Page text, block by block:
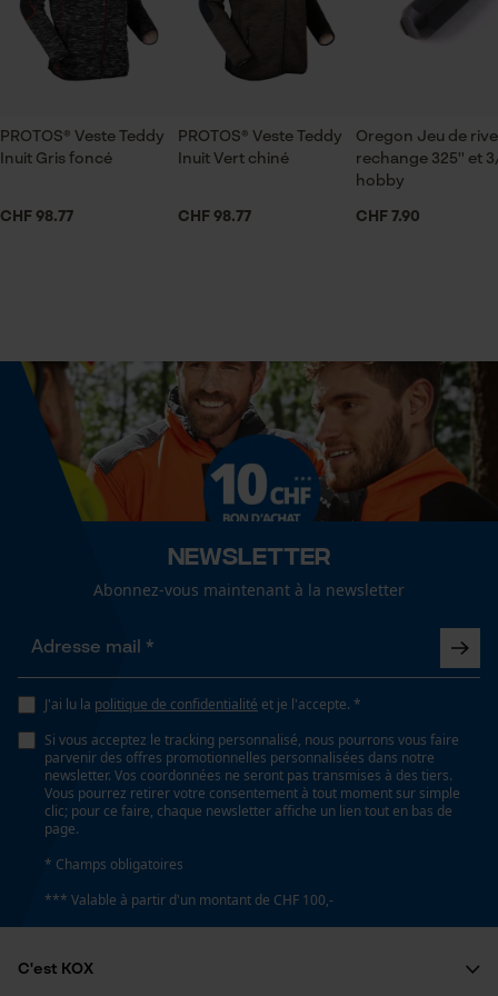
Applications
Impression du logo
col montant
Secteur
unisexe
Saison
Articles pour toute l'année
Visibilité
bandes réfléchissantes
Type de poche
poche poitrine, poches latérales
Confort
PROTOS® Veste Teddy
Inuit Gris foncé
CHF 98.77
PROTOS® Veste Teddy
Inuit Vert chiné
CHF 98.77
Oregon Jeu de
rechange 325'' et
hobby
CHF 7.90
Newsletter
Abonnez-vous maintenant à la newsletter
J'ai lu la politique de confidentialité et je l'accepte. *
Si vous acceptez le tracking personnalisé, nous pourrons vous faire
parvenir des offres promotionnelles personnalisées dans notre
newsletter. Vos coordonnées ne seront pas transmises à des tiers.
Vous pourrez retirer votre consentement à tout moment sur simple
clic; pour ce faire, chaque newsletter affiche un lien tout en bas de
page.
* Champs obligatoires
*** Valable à partir d'un montant de CHF 100,-
C'est KOX
ID de session
Sauvegarder les préférences
pour traitement des données
Mouseflow Web Analytics Tool
Fact-Finder Tracking
Cookies de performance et de
fonctionnalité
Panier sauvegardé
Salutation personnelle
Géo-IP et détection des
utilisateurs
Vidéos YouTube